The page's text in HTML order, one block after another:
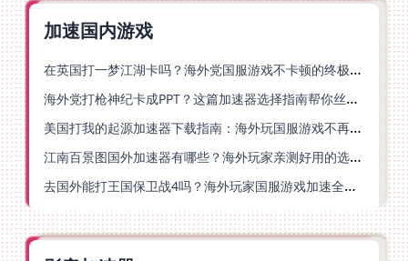
加速国内游戏
在英国打一梦江湖卡吗？海外党国服游戏不卡顿的终极解法
海外党打枪神纪卡成PPT？这篇加速器选择指南帮你丝滑上分
美国打我的起源加速器下载指南：海外玩国服游戏不再卡的终极方案
江南百景图国外加速器有哪些？海外玩家亲测好用的选择与避坑指南
去国外能打王国保卫战4吗？海外玩家国服游戏加速全攻略（附公主连结幻想江湖实测）